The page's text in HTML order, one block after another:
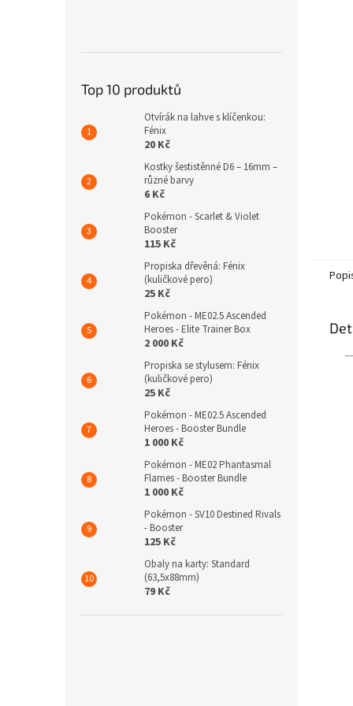
Top 10 produktů
Otvírák na lahve s klíčenkou:
Fénix
20 Kč
Kostky šestistěnné D6 – 16mm –
různé barvy
6 Kč
Pokémon - Scarlet & Violet
Booster
115 Kč
Propiska dřevěná: Fénix
(kuličkové pero)
25 Kč
Pokémon - ME02.5 Ascended
Heroes - Elite Trainer Box
2 000 Kč
Propiska se stylusem: Fénix
(kuličkové pero)
25 Kč
Pokémon - ME02.5 Ascended
Heroes - Booster Bundle
1 000 Kč
Pokémon - ME02 Phantasmal
Flames - Booster Bundle
1 000 Kč
Pokémon - SV10 Destined Rivals
- Booster
125 Kč
Obaly na karty: Standard
(63,5x88mm)
79 Kč